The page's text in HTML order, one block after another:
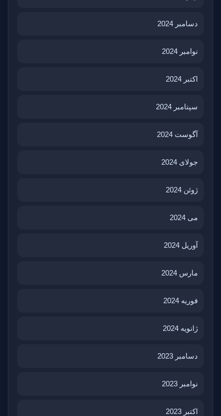
دسامبر 2024
نوامبر 2024
اکتبر 2024
سپتامبر 2024
آگوست 2024
جولای 2024
ژوئن 2024
می 2024
آوریل 2024
مارس 2024
فوریه 2024
ژانویه 2024
دسامبر 2023
نوامبر 2023
اکتبر 2023